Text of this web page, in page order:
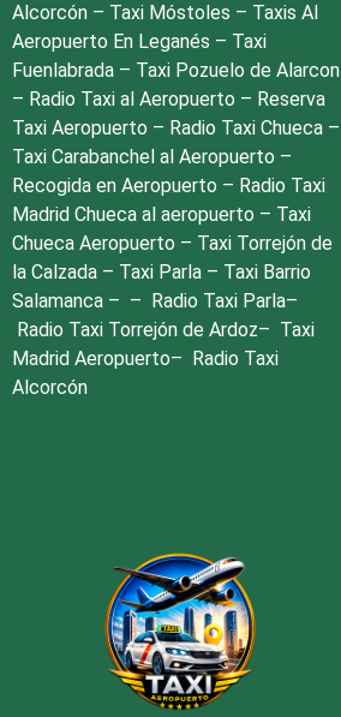
Alcorcón – Taxi Móstoles – Taxis Al
Aeropuerto En Leganés – Taxi
Fuenlabrada – Taxi Pozuelo de Alarcon
– Radio Taxi al Aeropuerto – Reserva
Taxi Aeropuerto – Radio Taxi Chueca –
Taxi Carabanchel al Aeropuerto –
Recogida en Aeropuerto – Radio Taxi
Madrid Chueca al aeropuerto – Taxi
Chueca Aeropuerto – Taxi Torrejón de
la Calzada – Taxi Parla – Taxi Barrio
Salamanca – – Radio Taxi Parla–
Radio Taxi Torrejón de Ardoz– Taxi
Madrid Aeropuerto– Radio Taxi
Alcorcón